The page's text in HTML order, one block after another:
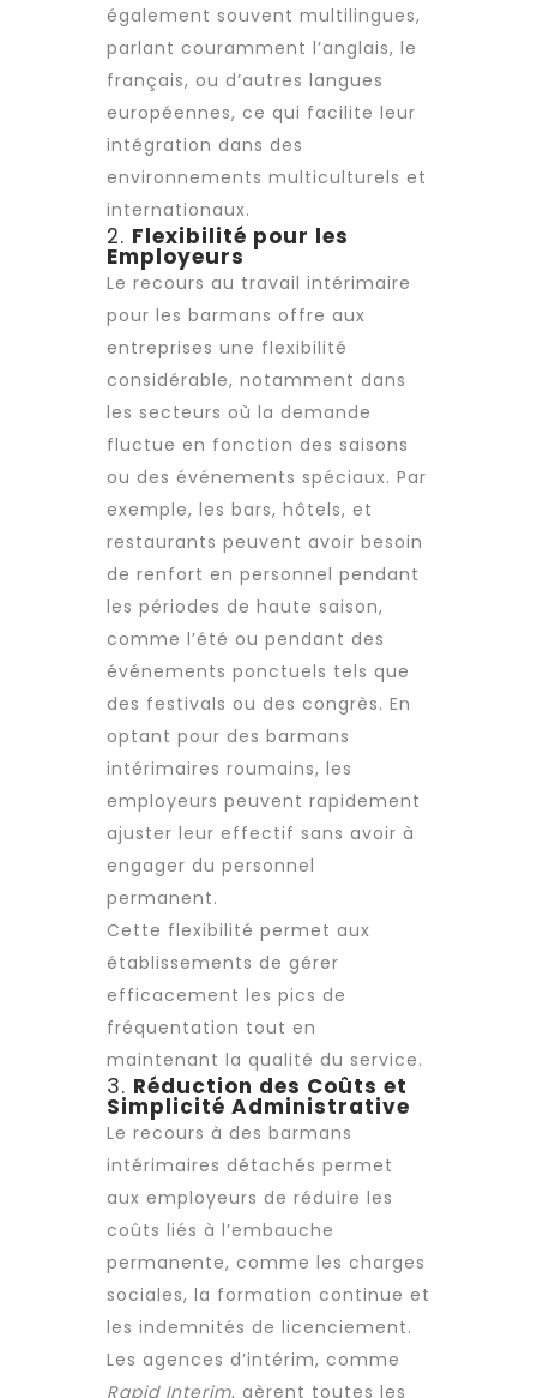
également souvent multilingues,
parlant couramment l’anglais, le
français, ou d’autres langues
européennes, ce qui facilite leur
intégration dans des
environnements multiculturels et
internationaux.
2. Flexibilité pour les
Employeurs
Le recours au travail intérimaire
pour les barmans offre aux
entreprises une flexibilité
considérable, notamment dans
les secteurs où la demande
fluctue en fonction des saisons
ou des événements spéciaux. Par
exemple, les bars, hôtels, et
restaurants peuvent avoir besoin
de renfort en personnel pendant
les périodes de haute saison,
comme l’été ou pendant des
événements ponctuels tels que
des festivals ou des congrès. En
optant pour des barmans
intérimaires roumains, les
employeurs peuvent rapidement
ajuster leur effectif sans avoir à
engager du personnel
permanent.
Cette flexibilité permet aux
établissements de gérer
efficacement les pics de
fréquentation tout en
maintenant la qualité du service.
3. Réduction des Coûts et
Simplicité Administrative
Le recours à des barmans
intérimaires détachés permet
aux employeurs de réduire les
coûts liés à l’embauche
permanente, comme les charges
sociales, la formation continue et
les indemnités de licenciement.
Les agences d’intérim, comme
Rapid Interim, gèrent toutes les